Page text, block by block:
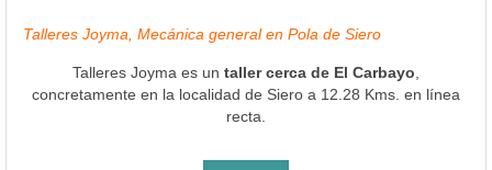
Talleres Joyma, Mecánica general en Pola de Siero
Talleres Joyma es un taller cerca de El Carbayo
concretamente en la localidad de Siero a 12.28 Kms. en línea
recta.